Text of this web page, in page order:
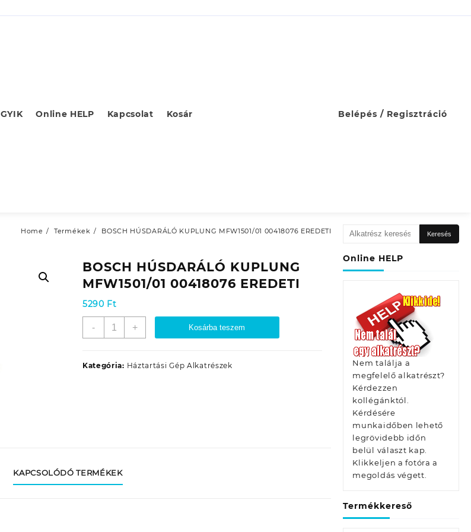
GYIK Online HELP Kapcsolat Kosár Belépés / Regisztráció
Home Termékek BOSCH HÚSDARÁLÓ KUPLUNG MFW1501/01 00418076 EREDETI
BOSCH HÚSDARÁLÓ KUPLUNG
MFW1501/01 00418076 EREDETI
5290 Ft
-
BOSCH
MFW1501/01
00418076
+ Kosárba teszem
Kategória: Háztartási Gép Alkatrészek
KAPCSOLÓDÓ TERMÉKEK
Keresés
következőre:
Keresés
Online HELP
Nem találja a
megfelelő alkatrészt?
Kérdezzen
kollégánktól.
Kérdésére
munkaidőben lehető
legrövidebb időn
belül választ kap.
Klikkeljen a fotóra a
megoldás végett.
Termékkereső